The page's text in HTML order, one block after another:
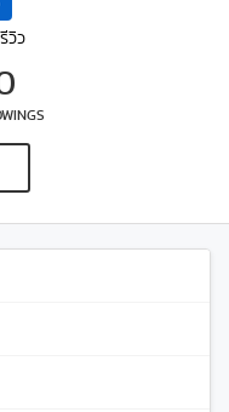
วิว